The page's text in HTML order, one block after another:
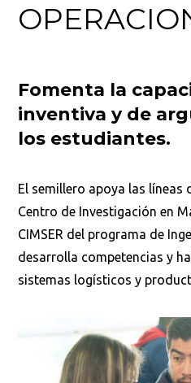
Fomenta la
inventiva y de
los estudiantes.
El semillero apoya las líneas
Centro de Investigación en
CIMSER del programa de
desarrolla competencias y
sistemas logísticos y